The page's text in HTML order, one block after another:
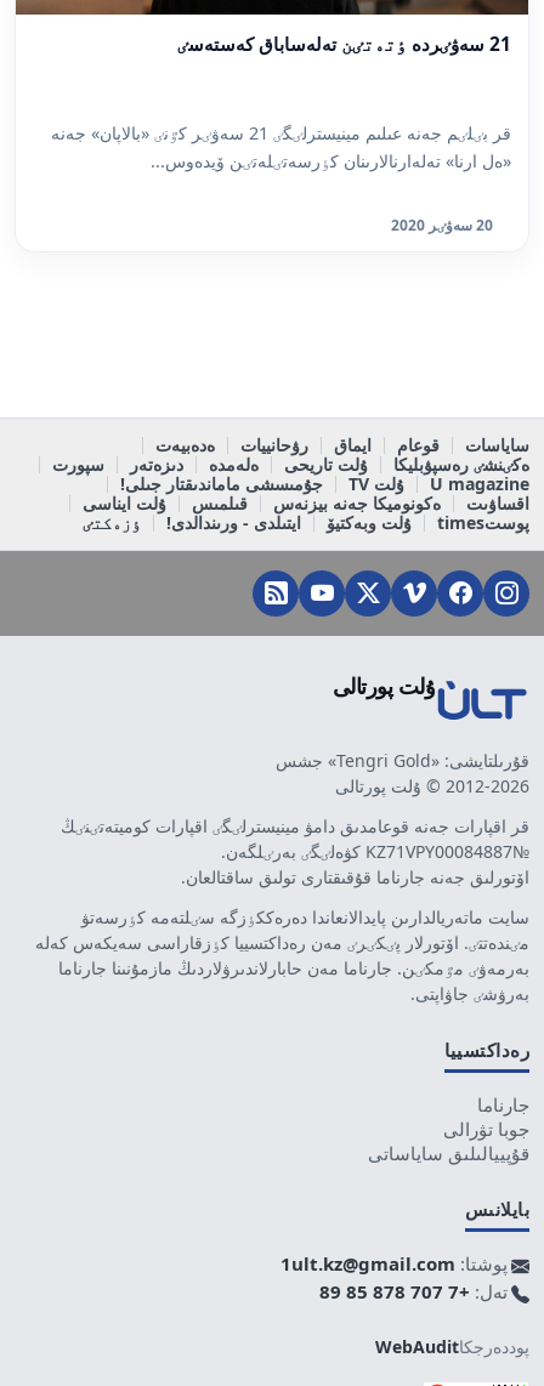
21 سەۋٸردە ٶتەتٸن تەلەساباق كەستەسٸ
قر بٸلٸم جەنە عىلىم مينيسترلٸگٸ 21 سەۋٸر كٷنٸ «بالاپان» جەنە
«ەل ارنا» تەلەارنالارىنان كٶرسەتٸلەتٸن ۆيدەوس...
20 سەۋٸر 2020
ساياسات قوعام ايماق رۋحانييات
ەدەبيەت
ەكٸنشٸ رەسپۋبليكا
ۇلت تاريحى ەلەمدە دىزەتەر
سپورت
U magazine
ۇلت TV
جۇمىسشى ماماندىقتار جىلى!
اقساۋىت
ەكونوميكا جەنە بيزنەس قىلمىس
ۇلت ايناسى
پوستtimes
ۇلت وبەكتيۆ ايتىلدى - ورىندالدى! ٶزەكتٸ
ۇلت پورتالى
قۇرىلتايشى: «Tengri Gold» جشس
2012-2026 © ۇلت پورتالى
قر اقپارات جەنە قوعامدىق دامۋ مينيسترلٸگٸ اقپارات كوميتەتٸنٸڭ
№KZ71VPY00084887 كۋەلٸگٸ بەرٸلگەن.
اۆتورلىق جەنە جارناما قۇقىقتارى تولىق ساقتالعان.
سايت ماتەريالدارىن پايدالانعاندا دەرەككٶزگە سٸلتەمە كٶرسەتۋ
مٸندەتتٸ. اۆتورلار پٸكٸرٸ مەن رەداكتسييا كٶزقاراسى سەيكەس كەلە
بەرمەۋٸ مٷمكٸن. جارناما مەن حابارلاندىرۋلاردىڭ مازمۇنىنا جارناما
بەرۋشٸ جاۋاپتى.
رەداكتسييا
جارناما
جوبا تۋرالى
قۇپييالىلىق ساياساتى
بايلانىس
پوشتا: 1ult.kz@gmail.com
تەل: +7 707 878 85 89
پوددەرجكاWebAudit